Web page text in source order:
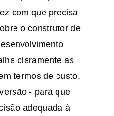
com que precisa
o construtor de
claramente as
termos de custo,
- para que
adequada à